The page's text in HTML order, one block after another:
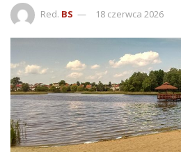
Red. BS 18 czerwca 2026